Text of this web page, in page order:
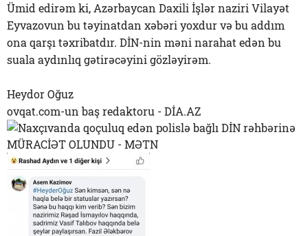
Ümid edirəm ki, Azərbaycan Daxili İşlər naziri Vilayət
Eyvazovun bu təyinatdan xəbəri yoxdur və bu addım
ona qarşı təxribatdır. DİN-nin məni narahat edən bu
suala aydınlıq gətirəcəyini gözləyirəm.
Heydor Oğuz
ovqat.com-un baş redaktoru - DİA.AZ